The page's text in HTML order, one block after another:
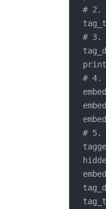
# 2.
# 3.
# 4.
# 5.